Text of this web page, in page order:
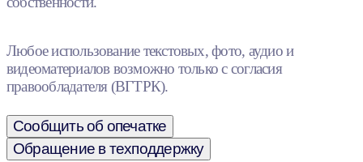
Любое использование текстовых, фото, аудио и
видеоматериалов возможно только с согласия
правообладателя (ВГТРК).
Сообщить об опечатке
Обращение в техподдержку